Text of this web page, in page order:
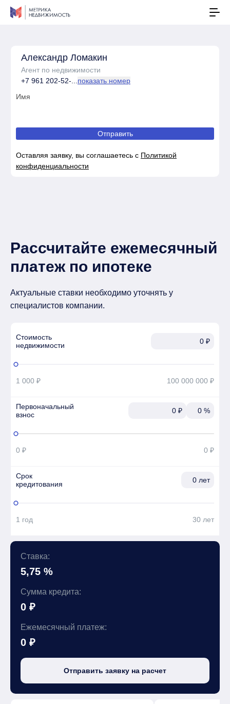
Александр Ломакин
Агент по недвижимости
+7 961 202-52-... показать номер
Отправить
Оставляя заявку, вы соглашаетесь с Политикой
конфиденциальности
Рассчитайте ежемесячный
платеж по ипотеке
Актуальные ставки необходимо уточнять у
специалистов компании.
Стоимость
недвижимости
₽
1 000 ₽ 100 000 000 ₽
Первоначальный
взнос
₽ %
0 ₽ 0 ₽
Срок
кредитования
лет
1 год 30 лет
Ставка:
5,75 %
Сумма кредита:
0 ₽
Ежемесячный платеж:
0 ₽
Отправить заявку на расчет